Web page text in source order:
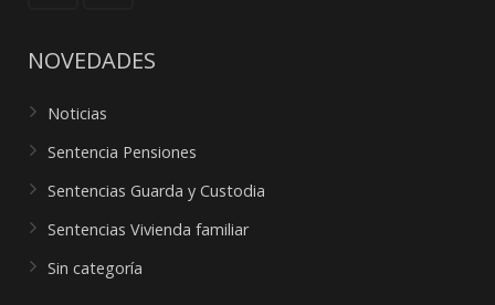
NOVEDADES
Noticias
Sentencia Pensiones
Sentencias Guarda y Custodia
Sentencias Vivienda familiar
Sin categoría